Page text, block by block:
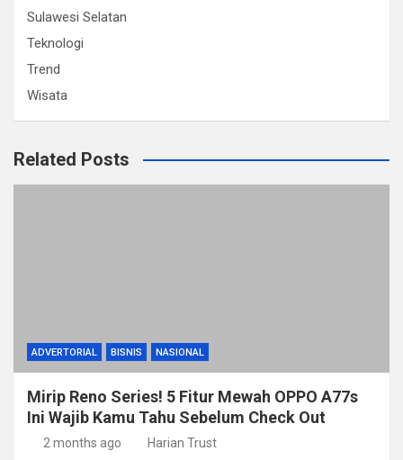
Sulawesi Selatan
Teknologi
Trend
Wisata
Related Posts
ADVERTORIAL BISNIS NASIONAL
Mirip Reno Series! 5 Fitur Mewah OPPO A77s
Ini Wajib Kamu Tahu Sebelum Check Out
2 months ago Harian Trust